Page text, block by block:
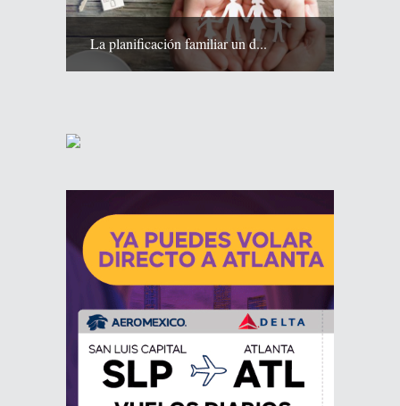
La planificación familiar un d...